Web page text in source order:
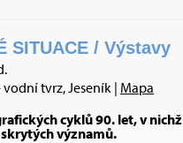
SITUACE / Výstavy
tvrz, Jeseník | Mapa
cyklů 90. let, v
významů.